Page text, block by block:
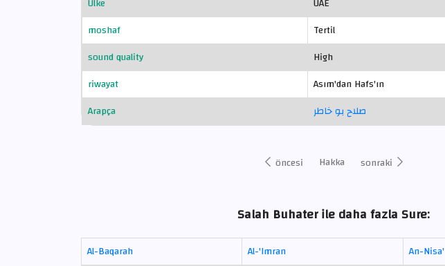
moshaf
Tertil
sound quality
High
riwayat
Asım'dan Hafs'ın
Arapça
صلاح بو خاطر
öncesi Hakka sonraki
Salah Buhater ile daha fazla Sure:
Al-Baqarah Al-'Imran
An-Nisa'